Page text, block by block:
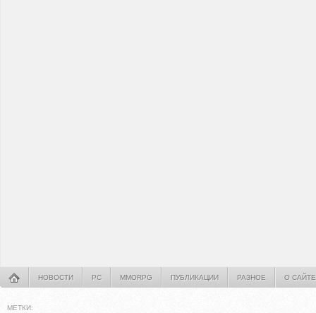
НОВОСТИ PC MMORPG ПУБЛИКАЦИИ РАЗНОЕ О САЙТЕ
МЕТКИ: